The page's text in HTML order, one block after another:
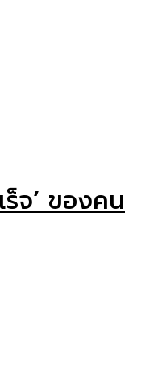
ร็จ’ ของคน